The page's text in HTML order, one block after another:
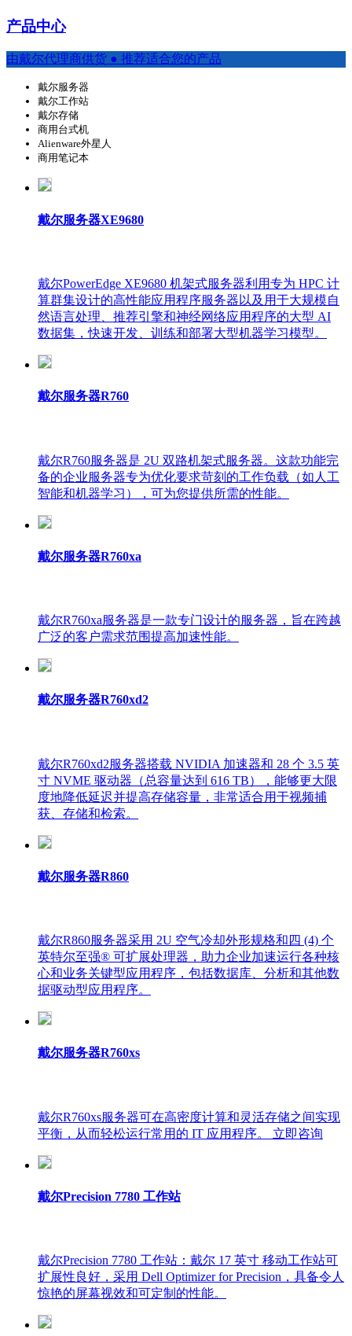
产品中心
由戴尔代理商供货 ● 推荐适合您的产品
戴尔服务器
戴尔工作站
戴尔存储
商用台式机
Alienware外星人
商用笔记本
戴尔服务器XE9680
戴尔PowerEdge XE9680 机架式服务器利用专为 HPC 计
算群集设计的高性能应用程序服务器以及用于大规模自
然语言处理、推荐引擎和神经网络应用程序的大型 AI
数据集，快速开发、训练和部署大型机器学习模型。
戴尔服务器R760
戴尔R760服务器是 2U 双路机架式服务器。这款功能完
备的企业服务器专为优化要求苛刻的工作负载（如人工
智能和机器学习），可为您提供所需的性能。
戴尔服务器R760xa
戴尔R760xa服务器是一款专门设计的服务器，旨在跨越
广泛的客户需求范围提高加速性能。
戴尔服务器R760xd2
戴尔R760xd2服务器搭载 NVIDIA 加速器和 28 个 3.5 英
寸 NVME 驱动器（总容量达到 616 TB），能够更大限
度地降低延迟并提高存储容量，非常适合用于视频捕
获、存储和检索。
戴尔服务器R860
戴尔R860服务器采用 2U 空气冷却外形规格和四 (4) 个
英特尔至强® 可扩展处理器，助力企业加速运行各种核
心和业务关键型应用程序，包括数据库、分析和其他数
据驱动型应用程序。
戴尔服务器R760xs
戴尔R760xs服务器可在高密度计算和灵活存储之间实现
平衡，从而轻松运行常用的 IT 应用程序。 立即咨询
戴尔Precision 7780 工作站
戴尔Precision 7780 工作站：戴尔 17 英寸 移动工作站可
扩展性良好，采用 Dell Optimizer for Precision，具备令人
惊艳的屏幕视效和可定制的性能。